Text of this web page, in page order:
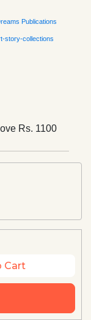
Publications
story-collections
Rs. 1100
Cart